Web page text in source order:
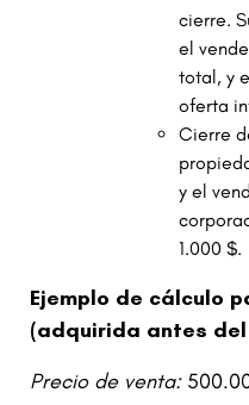
cierre.
el
total, y
oferta
Cierre
y el
1.000 $.
Ejemplo de cálculo
(adquirida antes del
Precio de venta: